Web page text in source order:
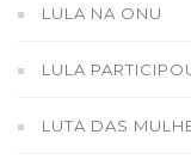
LULA NA ONU
LULA
LUTA DAS